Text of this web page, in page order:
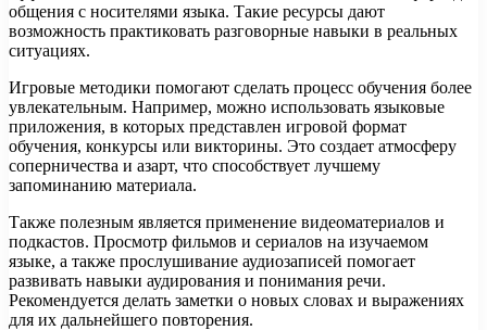
общения с носителями языка. Такие ресурсы дают
возможность практиковать разговорные навыки в реальных
ситуациях.
Игровые методики помогают сделать процесс обучения более
увлекательным. Например, можно использовать языковые
приложения, в которых представлен игровой формат
обучения, конкурсы или викторины. Это создает атмосферу
соперничества и азарт, что способствует лучшему
запоминанию материала.
Также полезным является применение видеоматериалов и
подкастов. Просмотр фильмов и сериалов на изучаемом
языке, а также прослушивание аудиозаписей помогает
развивать навыки аудирования и понимания речи.
Рекомендуется делать заметки о новых словах и выражениях
для их дальнейшего повторения.